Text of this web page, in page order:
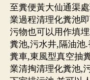
至糞便黃大仙通渠
業過程清理化糞池
污物也可以用作填
糞池,污水井,隔油池
糞車,東風型真空抽
業清掏清理化糞池,